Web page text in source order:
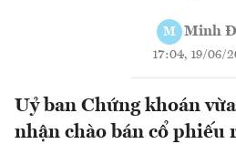
M Minh
17:04, 19/06/
Uỷ ban Chứng khoán
nhận chào bán cổ phiếu